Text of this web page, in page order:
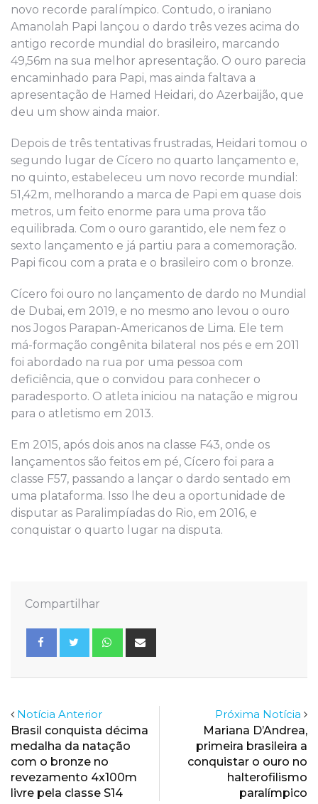
novo recorde paralímpico. Contudo, o iraniano
Amanolah Papi lançou o dardo três vezes acima do
antigo recorde mundial do brasileiro, marcando
49,56m na sua melhor apresentação. O ouro parecia
encaminhado para Papi, mas ainda faltava a
apresentação de Hamed Heidari, do Azerbaijão, que
deu um show ainda maior.
Depois de três tentativas frustradas, Heidari tomou o
segundo lugar de Cícero no quarto lançamento e,
no quinto, estabeleceu um novo recorde mundial:
51,42m, melhorando a marca de Papi em quase dois
metros, um feito enorme para uma prova tão
equilibrada. Com o ouro garantido, ele nem fez o
sexto lançamento e já partiu para a comemoração.
Papi ficou com a prata e o brasileiro com o bronze.
Cícero foi ouro no lançamento de dardo no Mundial
de Dubai, em 2019, e no mesmo ano levou o ouro
nos Jogos Parapan-Americanos de Lima. Ele tem
má-formação congênita bilateral nos pés e em 2011
foi abordado na rua por uma pessoa com
deficiência, que o convidou para conhecer o
paradesporto. O atleta iniciou na natação e migrou
para o atletismo em 2013.
Em 2015, após dois anos na classe F43, onde os
lançamentos são feitos em pé, Cícero foi para a
classe F57, passando a lançar o dardo sentado em
uma plataforma. Isso lhe deu a oportunidade de
disputar as Paralimpíadas do Rio, em 2016, e
conquistar o quarto lugar na disputa.
Compartilhar
Whatsapp
Notícia Anterior
Brasil conquista décima
medalha da natação
com o bronze no
revezamento 4x100m
livre pela classe S14
Próxima Notícia
Mariana D’Andrea,
primeira brasileira a
conquistar o ouro no
halterofilismo
paralímpico